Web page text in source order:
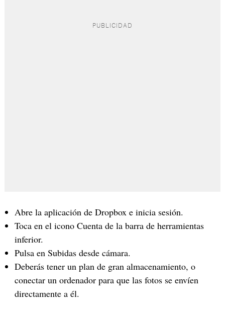
Abre la aplicación de Dropbox e inicia sesión.
Toca en el icono Cuenta de la barra de herramientas
inferior.
Pulsa en Subidas desde cámara.
Deberás tener un plan de gran almacenamiento, o
conectar un ordenador para que las fotos se envíen
directamente a él.